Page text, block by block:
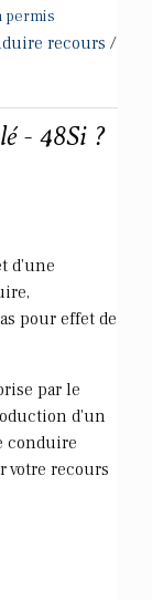
permis
recours /
- 48Si ?
d'une
pour effet de
par le
d'un
conduire
votre recours